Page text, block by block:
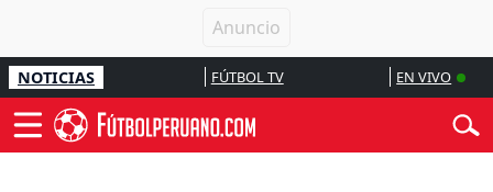
NOTICIAS FÚTBOL TV EN VIVO